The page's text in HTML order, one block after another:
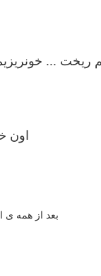
...
اون
بعد از همه ی